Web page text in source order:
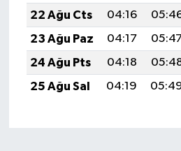
22 Ağu Cts
04:16
23 Ağu Paz
04:17
24 Ağu Pts
04:18
25 Ağu Sal
04:19